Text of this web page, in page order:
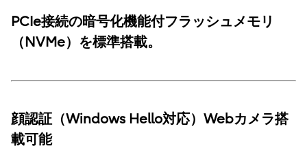
PCIe接続の暗号化機能付フラッシュメモリ
（NVMe）を標準搭載。
顔認証（Windows Hello対応）Webカメラ搭
載可能